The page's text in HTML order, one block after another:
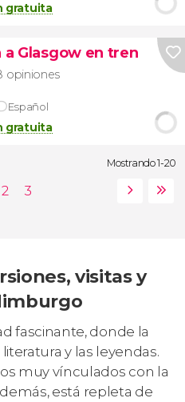
gratuita
a Glasgow en tren
opiniones
Español
gratuita
Mostrando 1-20
visitas y
fascinante, donde la
y las leyendas.
muy vínculados con la
está repleta de